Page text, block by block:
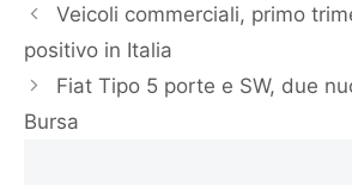
Veicoli commerciali, primo
positivo in Italia
Fiat Tipo 5 porte e SW, due
Bursa